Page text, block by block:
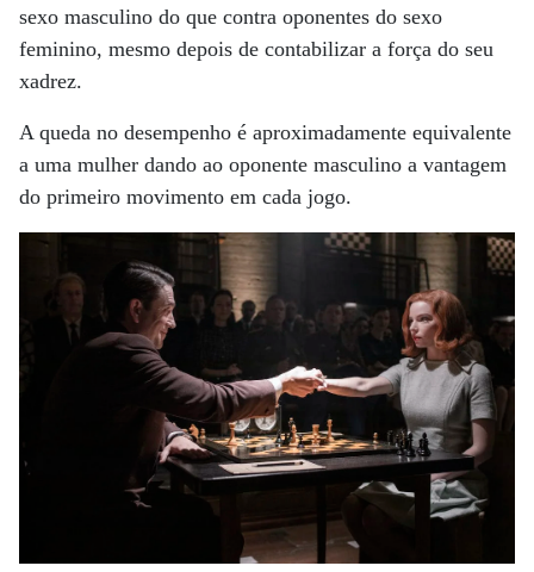
sexo masculino do que contra oponentes do sexo
feminino, mesmo depois de contabilizar a força do seu
xadrez.
A queda no desempenho é aproximadamente equivalente
a uma mulher dando ao oponente masculino a vantagem
do primeiro movimento em cada jogo.